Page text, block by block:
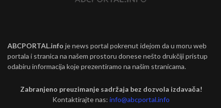
ABCPORTAL.info je news portal pokrenut idejom da u moru web
portala i stranica na našem prostoru donese nešto drukčiji pristup
odabiru informacija koje prezentiramo na našim stranicama.
Zabranjeno preuzimanje sadržaja bez dozvola izdavača!
Kontaktirajte nas:info@abcportal.info